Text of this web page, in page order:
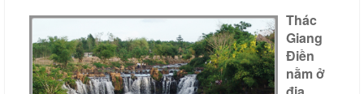
Hoạt
động
Catalogue
Thác
Giang
Điền
nằm ở